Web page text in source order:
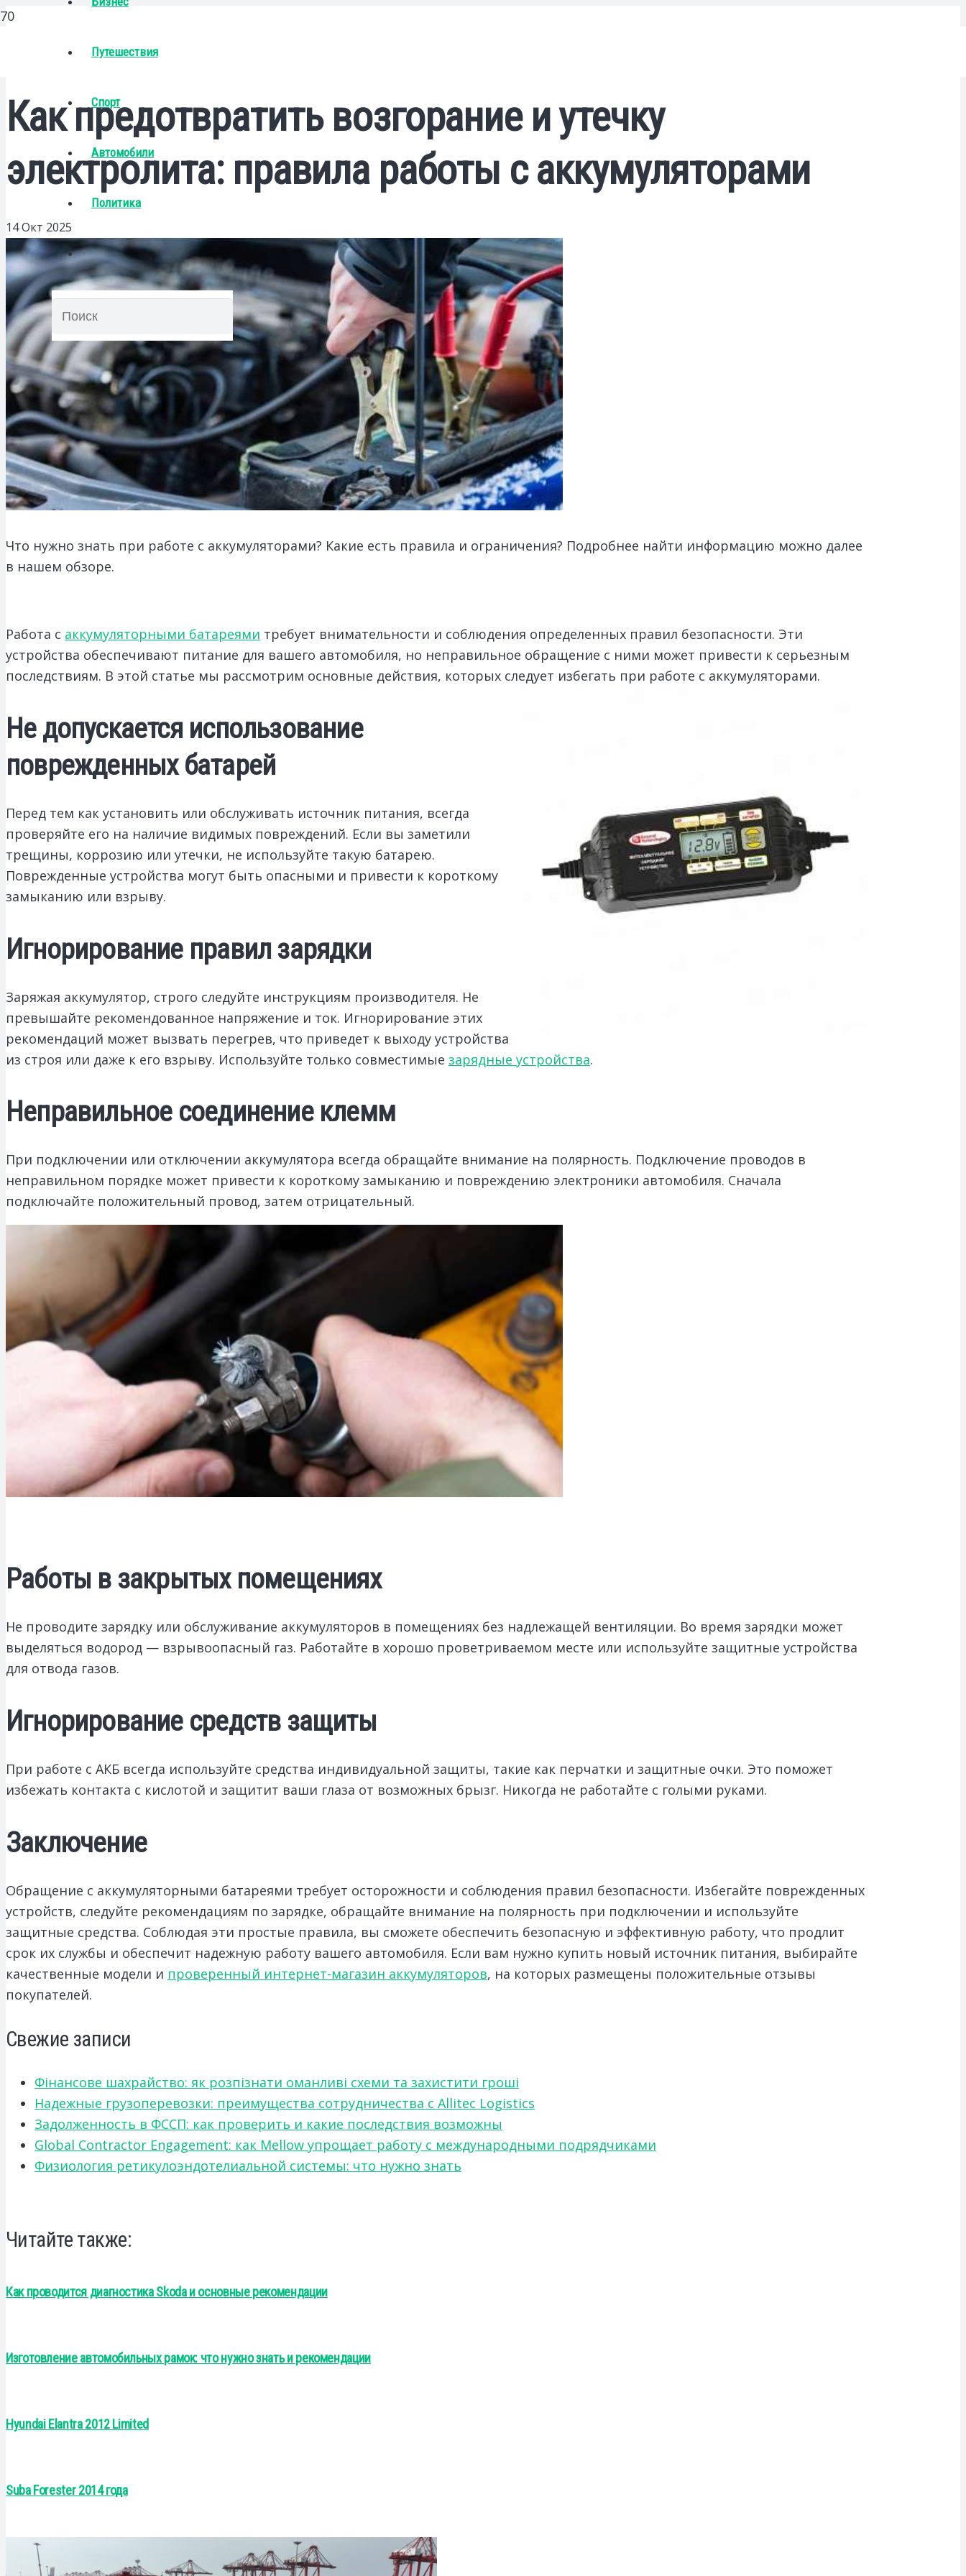
Путешествия
Спорт
Автомобили
Политика
Как предотвратить возгорание и утечку
электролита: правила работы с аккумуляторами
14 Окт 2025
Что нужно знать при работе с аккумуляторами? Какие есть правила и ограничения? Подробнее найти информацию можно далее
в нашем обзоре.
Работа с аккумуляторными батареями требует внимательности и соблюдения определенных правил безопасности. Эти
устройства обеспечивают питание для вашего автомобиля, но неправильное обращение с ними может привести к серьезным
последствиям. В этой статье мы рассмотрим основные действия, которых следует избегать при работе с аккумуляторами.
Не допускается использование
поврежденных батарей
Перед тем как установить или обслуживать источник питания, всегда
проверяйте его на наличие видимых повреждений. Если вы заметили
трещины, коррозию или утечки, не используйте такую батарею.
Поврежденные устройства могут быть опасными и привести к короткому
замыканию или взрыву.
Игнорирование правил зарядки
Заряжая аккумулятор, строго следуйте инструкциям производителя. Не
превышайте рекомендованное напряжение и ток. Игнорирование этих
рекомендаций может вызвать перегрев, что приведет к выходу устройства
из строя или даже к его взрыву. Используйте только совместимые зарядные устройства.
Неправильное соединение клемм
При подключении или отключении аккумулятора всегда обращайте внимание на полярность. Подключение проводов в
неправильном порядке может привести к короткому замыканию и повреждению электроники автомобиля. Сначала
подключайте положительный провод, затем отрицательный.
Работы в закрытых помещениях
Не проводите зарядку или обслуживание аккумуляторов в помещениях без надлежащей вентиляции. Во время зарядки может
выделяться водород — взрывоопасный газ. Работайте в хорошо проветриваемом месте или используйте защитные устройства
для отвода газов.
Игнорирование средств защиты
При работе с АКБ всегда используйте средства индивидуальной защиты, такие как перчатки и защитные очки. Это поможет
избежать контакта с кислотой и защитит ваши глаза от возможных брызг. Никогда не работайте с голыми руками.
Заключение
Обращение с аккумуляторными батареями требует осторожности и соблюдения правил безопасности. Избегайте поврежденных
устройств, следуйте рекомендациям по зарядке, обращайте внимание на полярность при подключении и используйте
защитные средства. Соблюдая эти простые правила, вы сможете обеспечить безопасную и эффективную работу, что продлит
срок их службы и обеспечит надежную работу вашего автомобиля. Если вам нужно купить новый источник питания, выбирайте
качественные модели и проверенный интернет-магазин аккумуляторов, на которых размещены положительные отзывы
покупателей.
Свежие записи
Фінансове шахрайство: як розпізнати оманливі схеми та захистити гроші
Надежные грузоперевозки: преимущества сотрудничества с Allitec Logistics
Задолженность в ФССП: как проверить и какие последствия возможны
Global Contractor Engagement: как Mellow упрощает работу с международными подрядчиками
Физиология ретикулоэндотелиальной системы: что нужно знать
Читайте также:
Как проводится диагностика Skoda и основные рекомендации
Изготовление автомобильных рамок: что нужно знать и рекомендации
Hyundai Elantra 2012 Limited
Suba Forester 2014 года